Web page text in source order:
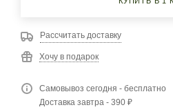
Рассчитать доставку
Хочу в подарок
Самовывоз сегодня - бесплатно
Доставка завтра - 390 ₽